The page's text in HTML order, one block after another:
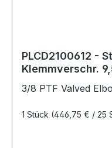
PLCD2100612 -
Klemmverschr.
3/8 PTF Valved
1 Stück (446,75 € / 25